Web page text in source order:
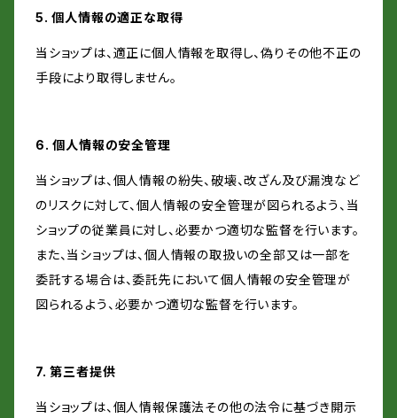
5. 個人情報の適正な取得
当ショップは、適正に個人情報を取得し、偽りその他不正の
手段により取得しません。
6. 個人情報の安全管理
当ショップは、個人情報の紛失、破壊、改ざん及び漏洩など
のリスクに対して、個人情報の安全管理が図られるよう、当
ショップの従業員に対し、必要かつ適切な監督を行います。
また、当ショップは、個人情報の取扱いの全部又は一部を
委託する場合は、委託先において個人情報の安全管理が
図られるよう、必要かつ適切な監督を行います。
7. 第三者提供
当ショップは、個人情報保護法その他の法令に基づき開示